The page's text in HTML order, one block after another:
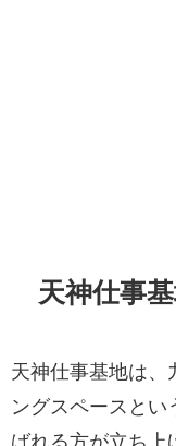
天神仕事
天神仕事基地は、
ングスペースとい
ばれる方が立ち上